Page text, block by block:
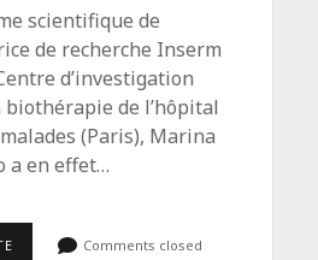
2013</SPAN>
scientifique de
de recherche Inserm
d’investigation
biothérapie de l’hôpital
(Paris), Marina
a en effet…
<SPAN
Comments closed